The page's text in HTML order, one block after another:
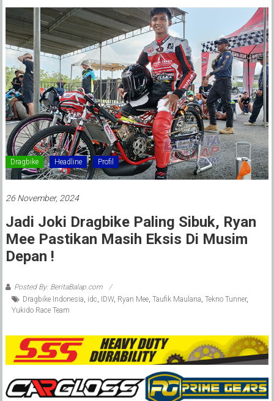
Dragbike Headline Profil
26 November, 2024
Jadi Joki Dragbike Paling Sibuk, Ryan
Mee Pastikan Masih Eksis Di Musim
Depan !
Posted By: BeritaBalap.com
Dragbike Indonesia, idc, IDW, Ryan Mee, Taufik Maulana, Tekno Tunner,
Yukido Race Team